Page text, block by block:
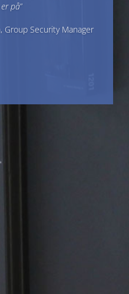
på”
Group Security Manager